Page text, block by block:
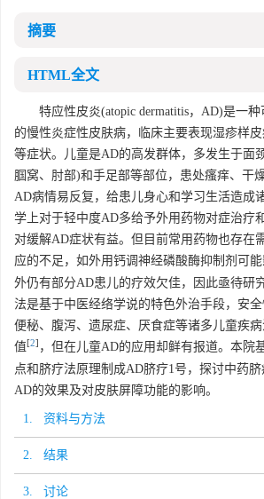
摘要
HTML全文
特应性皮炎(atopic dermatitis，AD)是一
的慢性炎症性皮肤病，临床主要表现湿疹样
等症状。儿童是AD的高发群体，多发生于面
腘窝、肘部)和手足部等部位，患处瘙痒、干
AD病情易反复，给患儿身心和学习生活造成
学上对于轻中度AD多给予外用药物对症治疗
对缓解AD症状有益。但目前常用药物也存在
应的不足，如外用钙调神经磷酸酶抑制剂可
外仍有部分AD患儿的疗效欠佳，因此亟待研
法是基于中医经络学说的特色外治手段，安
便秘、腹泻、遗尿症、厌食症等诸多儿童疾
值[2] ，但在儿童AD的应用却鲜有报道。本院
点和脐疗法原理制成AD脐疗1号，探讨中药
AD的效果及对皮肤屏障功能的影响。
1. 资料与方法
2. 结果
3. 讨论